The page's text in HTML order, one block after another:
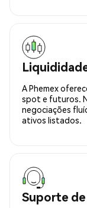
A Phemex
spot e futuros.
negociações
ativos listados.
Suporte de